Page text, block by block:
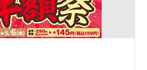
に混ぜて、そのままの味で。
でさっぱりと、ラー油でピリッとした刺
にくや魁力屋特製ヤンニンジャンでスタ
、スタミナ背脂の追加で背徳感をとこ